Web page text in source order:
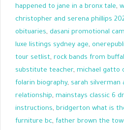
happened to jane in a bronx tale,
christopher and serena phillips
obituaries, dasani promotional
luxe listings sydney age,
tour setlist, rock bands from
substitute teacher, michael gatto
folarin biography, sarah silverman
relationship, mainstays classic 6
instructions, bridgerton what is
furniture bc, father brown the